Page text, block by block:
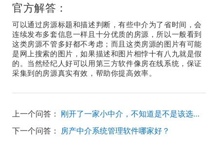
官方解答：
可以通过房源标题和描述判断，有些中介为了省时间，会
连续发布多套信息一样且十分优质的房源，所以一般看到
这类房源不管多好都不考虑；而且这类房源的图片有可能
是网上搜索的图片，如果描述和图片相悖十有八九就是假
的。当然经纪人好可以用第三方软件像房在线系统，保证
采集到的房源真实有效，帮助你提高效率。
上一个问答：
刚开了一家小中介，不知道是不是该选择免费的房产中介软件？
下一个问答： 房产中介系统管理软件哪家好？